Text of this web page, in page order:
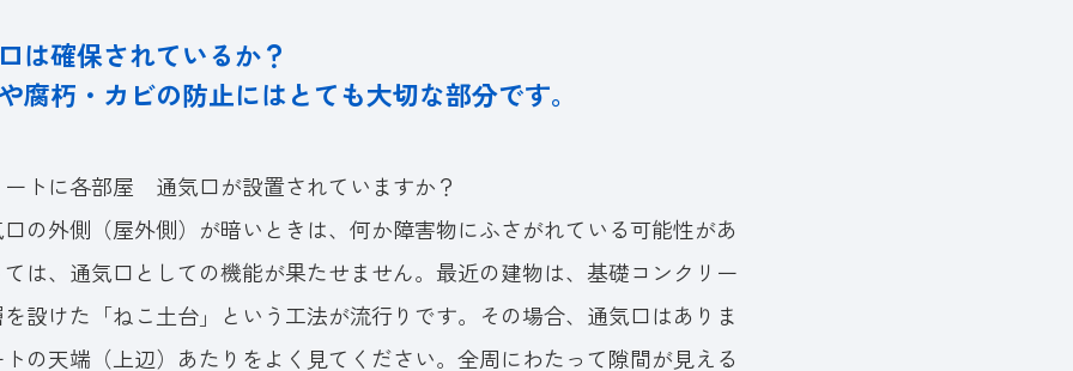
は確保されているか？
腐朽・カビの防止にはとても大切な部分です。
トに各部屋 通気口が設置されていますか？
の外側（屋外側）が暗いときは、何か障害物にふさがれている可能性があ
は、通気口としての機能が果たせません。最近の建物は、基礎コンクリー
設けた「ねこ土台」という工法が流行りです。その場合、通気口はありま
の天端（上辺）あたりをよく見てください。全周にわたって隙間が見える